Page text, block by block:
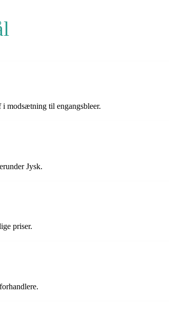
i modsætning til engangsbleer.
Jysk.
priser.